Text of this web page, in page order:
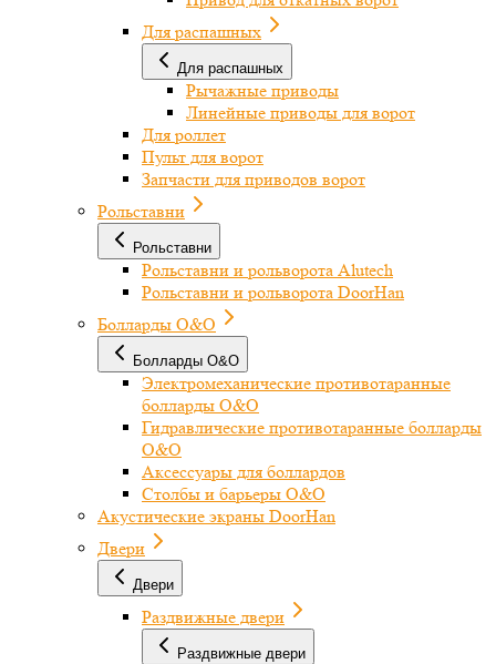
Для распашных
Для распашных
Рычажные приводы
Линейные приводы для ворот
Для роллет
Пульт для ворот
Запчасти для приводов ворот
Рольставни
Рольставни
Рольставни и рольворота Alutech
Рольставни и рольворота DoorHan
Болларды O&O
Болларды O&O
Электромеханические противотаранные
болларды O&O
Гидравлические противотаранные болларды
O&O
Аксессуары для боллардов
Столбы и барьеры O&O
Акустические экраны DoorHan
Двери
Двери
Раздвижные двери
Раздвижные двери